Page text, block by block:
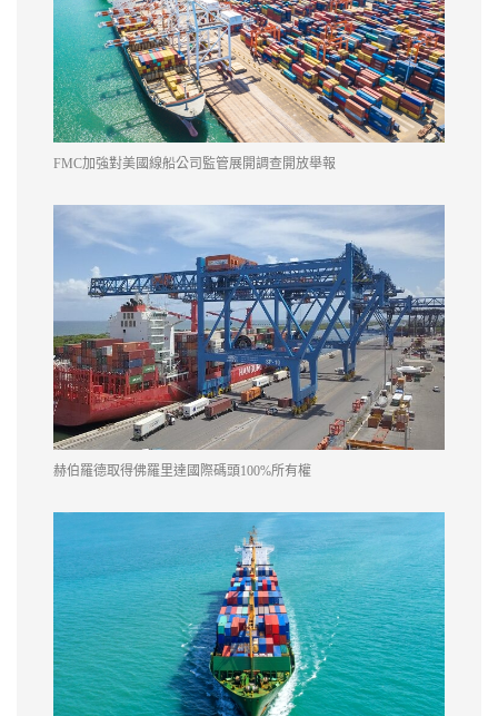
FMC加強對美國線船公司監管展開調查開放舉報
赫伯羅德取得佛羅里達國際碼頭100%所有權